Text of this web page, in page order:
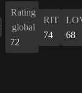
Rating
global
72
RIT
74
68